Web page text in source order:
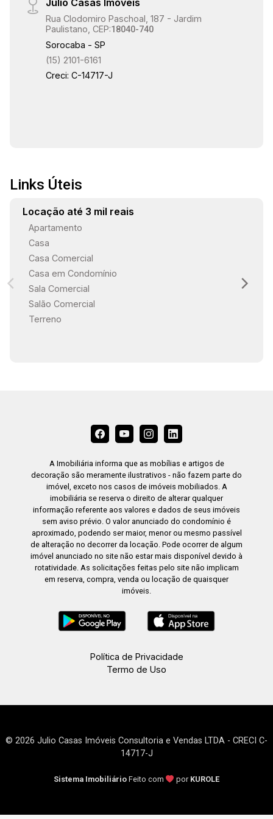
Rua Clodomiro Paschoal, 187 - Jardim
Paulistano, CEP:18040-740
Sorocaba - SP
(15) 2101-6161
Creci: C-14717-J
Links Úteis
Locação até 3 mil reais
Apartamento
Casa
Casa Comercial
Casa em Condomínio
Sala Comercial
Salão Comercial
Terreno
A Imobiliária informa que as mobílias e artigos de
decoração são meramente ilustrativos - não fazem parte do
imóvel, exceto nos casos de imóveis mobiliados. A
imobiliária se reserva o direito de alterar qualquer
informação referente aos valores e dados de seus imóveis
sem aviso prévio. O valor anunciado do condomínio é
aproximado, podendo ser maior, menor ou mesmo passível
de alteração no decorrer da locação. Pode ocorrer de algum
imóvel anunciado no site não estar mais disponível devido à
rotatividade. As solicitações feitas pelo site não implicam
em reserva, compra, venda ou locação de quaisquer
imóveis.
Política de Privacidade
Termo de Uso
© 2026 Julio Casas Imóveis Consultoria e Vendas LTDA - CRECI C-
14717-J
Sistema Imobiliário Feito com por KUROLE